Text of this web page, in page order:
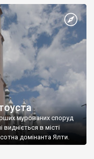
мурованих споруд
в місті
домінанта Ялти.